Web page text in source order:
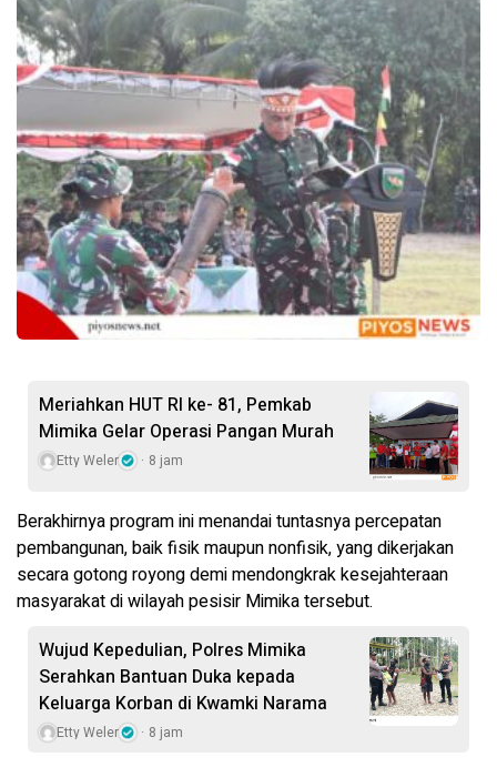
Meriahkan HUT RI ke- 81, Pemkab
Mimika Gelar Operasi Pangan Murah
Etty Weler 8 jam
Berakhirnya program ini menandai tuntasnya percepatan
pembangunan, baik fisik maupun nonfisik, yang dikerjakan
secara gotong royong demi mendongkrak kesejahteraan
masyarakat di wilayah pesisir Mimika tersebut.
Wujud Kepedulian, Polres Mimika
Serahkan Bantuan Duka kepada
Keluarga Korban di Kwamki Narama
Etty Weler 8 jam